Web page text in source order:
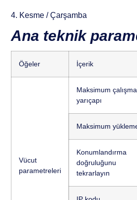
4. Kesme / Çarşamba
Ana teknik
Öğeler İçerik
Vücut
parametreleri
Maksimum çalışma
yarıçapı
Maksimum
Konumlandırma
doğruluğunu
tekrarlayın